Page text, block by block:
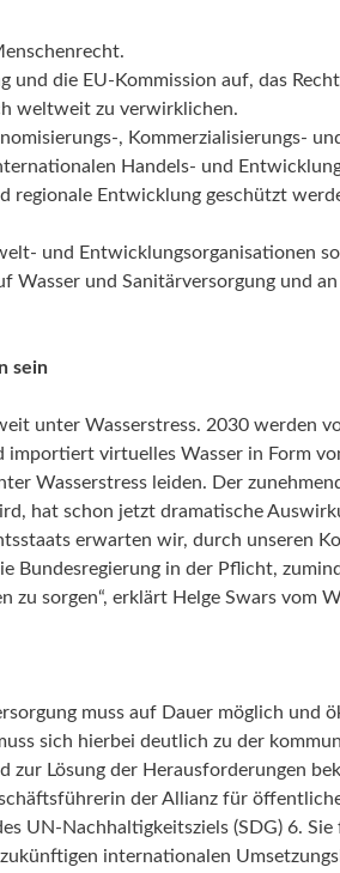
Beiträge zum Thema
und die EU-Kommission auf, das
weltweit zu verwirklichen.
, Kommerzialisierungs-
Handels- und
regionale Entwicklung geschützt
und Entwicklungsorganisationen
Wasser und Sanitärversorgung und
sein
unter Wasserstress. 2030 werden
importiert virtuelles Wasser in Form
Wasserstress leiden. Der
hat schon jetzt dramatische
erwarten wir, durch unseren
Bundesregierung in der Pflicht,
zu sorgen“, erklärt Helge Swars vom
muss auf Dauer möglich und
sich hierbei deutlich zu der
Lösung der Herausforderungen
der Allianz für
UN-Nachhaltigkeitsziels (SDG) 6.
internationalen